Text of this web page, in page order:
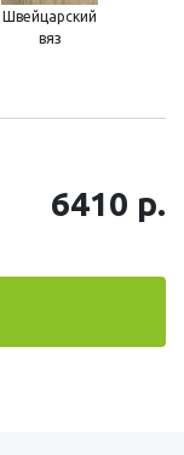
Швейцарский
вяз
6410 р.